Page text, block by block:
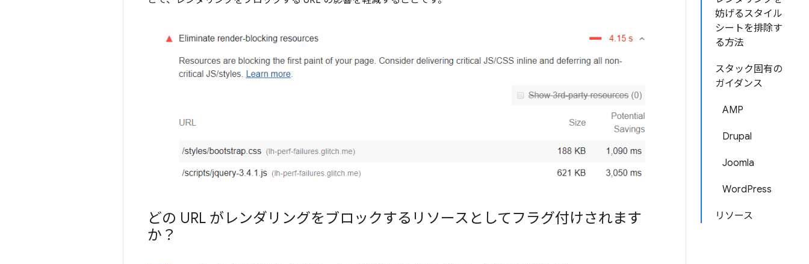
妨げるスタイル
シートを排除す
る方法
スタック固有の
ガイダンス
AMP
Drupal
Joomla
WordPress
リソース
どの URL がレンダリングをブロックするリソースとしてフラグ付けされます
か？